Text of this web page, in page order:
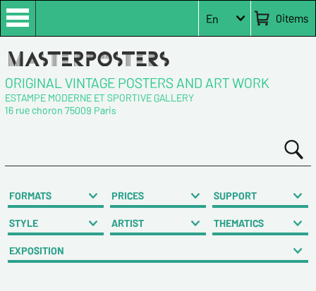
0items
En
ORIGINAL VINTAGE POSTERS AND ART WORK
ESTAMPE MODERNE ET SPORTIVE GALLERY
16 rue choron 75009 Paris
FORMATS PRICES SUPPORT
STYLE ARTIST THEMATICS
EXPOSITION